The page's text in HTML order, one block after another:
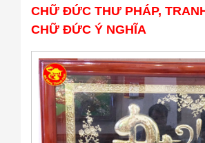
CHỮ ĐỨC THƯ PHÁP,
CHỮ ĐỨC Ý NGHĨA